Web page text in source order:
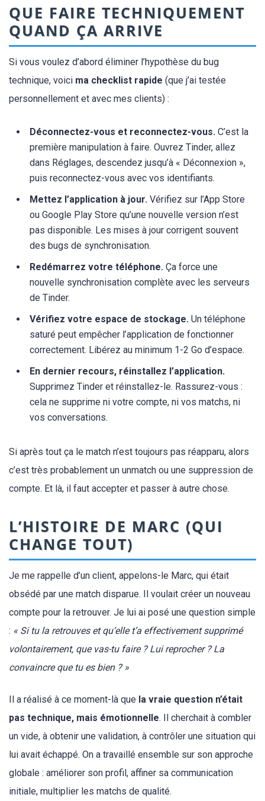
QUE FAIRE TECHNIQUEMENT
QUAND ÇA ARRIVE
Si vous voulez d’abord éliminer l’hypothèse du bug
technique, voici ma checklist rapide (que j’ai testée
personnellement et avec mes clients) :
Déconnectez-vous et reconnectez-vous. C’est la
première manipulation à faire. Ouvrez Tinder, allez
dans Réglages, descendez jusqu’à « Déconnexion »,
puis reconnectez-vous avec vos identifiants.
Mettez l’application à jour. Vérifiez sur l’App Store
ou Google Play Store qu’une nouvelle version n’est
pas disponible. Les mises à jour corrigent souvent
des bugs de synchronisation.
Redémarrez votre téléphone. Ça force une
nouvelle synchronisation complète avec les serveurs
de Tinder.
Vérifiez votre espace de stockage. Un téléphone
saturé peut empêcher l’application de fonctionner
correctement. Libérez au minimum 1-2 Go d’espace.
En dernier recours, réinstallez l’application.
Supprimez Tinder et réinstallez-le. Rassurez-vous :
cela ne supprime ni votre compte, ni vos matchs, ni
vos conversations.
Si après tout ça le match n’est toujours pas réapparu, alors
c’est très probablement un unmatch ou une suppression de
compte. Et là, il faut accepter et passer à autre chose.
L’HISTOIRE DE MARC (QUI
CHANGE TOUT)
Je me rappelle d’un client, appelons-le Marc, qui était
obsédé par une match disparue. Il voulait créer un nouveau
compte pour la retrouver. Je lui ai posé une question simple
: « Si tu la retrouves et qu’elle t’a effectivement supprimé
volontairement, que vas-tu faire ? Lui reprocher ? La
convaincre que tu es bien ? »
Il a réalisé à ce moment-là que la vraie question n’était
pas technique, mais émotionnelle. Il cherchait à combler
un vide, à obtenir une validation, à contrôler une situation qui
lui avait échappé. On a travaillé ensemble sur son approche
globale : améliorer son profil, affiner sa communication
initiale, multiplier les matchs de qualité.